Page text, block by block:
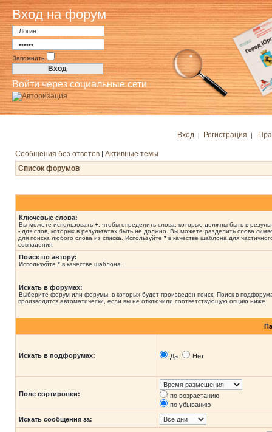
Вход на форум
Запомнить
Войти через социальные сети
Вход | Регистрация |
Сообщения без ответов | Активные темы
Список форумов
Ключевые слова:
Вы можете использовать + , чтобы определить слова, которые должны быть в
- для слов, которых в результатах быть не должно. Вы можете разделить слова
для поиска любого слова из списка. Используйте * в качестве шаблона для
совпадения.
Поиск по автору:
Используйте * в качестве шаблона.
Искать в форумах:
Выберите форум или форумы, в которых будет произведен поиск. Поиск в
производится автоматически, если вы не отключили соответствующую опцию ниже.
Искать в подфорумах: Да Нет
Поле сортировки:
по возрастанию
по убыванию
Искать сообщения за: